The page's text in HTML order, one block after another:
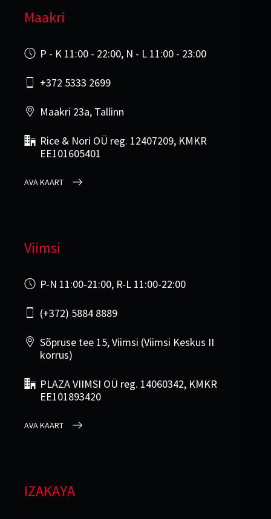
Maakri
P - K 11:00 - 22:00, N - L 11:00 - 23:00
+372 5333 2699
Maakri 23a, Tallinn
Rice & Nori OÜ reg. 12407209, KMKR
EE101605401
AVA KAART
Viimsi
P-N 11:00-21:00, R-L 11:00-22:00
(+372) 5884 8889
Sõpruse tee 15, Viimsi (Viimsi Keskus II
korrus)
PLAZA VIIMSI OÜ reg. 14060342, KMKR
EE101893420
AVA KAART
IZAKAYA